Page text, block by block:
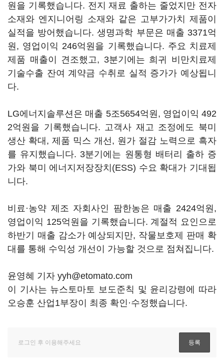
원을 기록했습니다. 전지 재료 출하는 줄었지만 전자
소재와 엔지니어링 소재와 같은 고부가가치 제품이
실적을 방어했습니다. 생명과학 부문은 매출 3371억
원, 영업이익 246억원을 기록했습니다. 주요 치료제
제품 매출이 견조했고, 3분기에는 희귀 비만치료제
기술수출 잔여 계약금 수취로 실적 증가가 예상됩니
다.
LG에너지솔루션은 매출 5조5654억원, 영업이익 492
2억원을 기록했습니다. 고객사 재고 조정에도 북미
생산 확대, 제품 믹스 개선, 원가 절감 노력으로 흑자
를 유지했습니다. 3분기에는 원통형 배터리 출하 증
가와 북미 에너지저장장치(ESS) 수요 확대가 기대됩
니다.
비료·농약 제조 자회사인 팜한농은 매출 2424억원,
영업이익 125억원을 기록했습니다. 계절적 요인으로
하반기 매출 감소가 예상되지만, 작물보호제 판매 확
대를 통해 수익성 개선이 가능할 것으로 점쳐집니다.
윤영혜 기자 yyh@etomato.com
이 기사는 뉴스토마토 보도준칙 및 윤리강령에 따라
오승훈 산업1부장이 최종 확인·수정했습니다.